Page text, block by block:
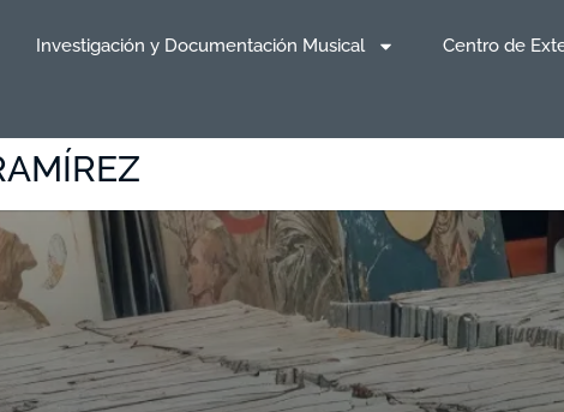
Investigación y Documentación Musical Centro de